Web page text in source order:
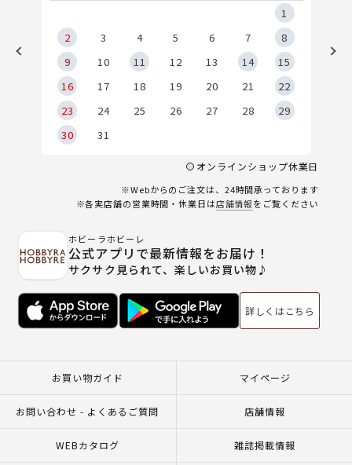
1
2
3 4 5 6 7
8
9
10 11 12 13 14
15
16
17 18 19 20 21
22
23
24 25 26 27 28
29
30
31
オンラインショップ休業日
※Webからのご注文は、24時間承っております
※各実店舗の営業時間・休業日は店舗情報をご覧ください
ホビーラホビーレ
公式アプリで最新情報をお届け！
サクサク見られて、楽しいお買い物♪
詳しくはこちら
お買い物ガイド マイページ
お問い合わせ - よくあるご質問 店舗情報
WEBカタログ 雑誌掲載情報